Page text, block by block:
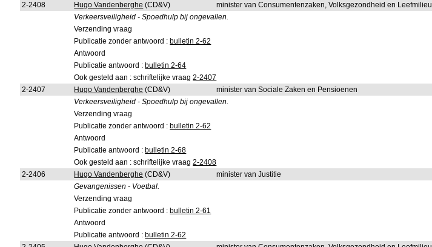
2-2408
Hugo Vandenberghe (CD&V)
minister van Consumentenzaken, Volksgezondheid en Leefmilieu
Verkeersveiligheid - Spoedhulp bij ongevallen.
Verzending vraag
Publicatie zonder antwoord : bulletin 2-62
Antwoord
Publicatie antwoord : bulletin 2-64
Ook gesteld aan : schriftelijke vraag2-2407
2-2407
Hugo Vandenberghe (CD&V)
minister van Sociale Zaken en Pensioenen
Verkeersveiligheid - Spoedhulp bij ongevallen.
Verzending vraag
Publicatie zonder antwoord : bulletin 2-62
Antwoord
Publicatie antwoord : bulletin 2-68
Ook gesteld aan : schriftelijke vraag2-2408
2-2406
Hugo Vandenberghe (CD&V)
minister van Justitie
Gevangenissen - Voetbal.
Verzending vraag
Publicatie zonder antwoord : bulletin 2-61
Antwoord
Publicatie antwoord : bulletin 2-62